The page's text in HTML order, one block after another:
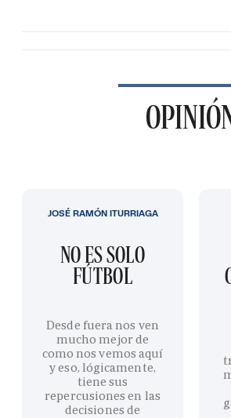
NO ES SOLO
FÚTBOL
Desde fuera nos ven
mucho mejor de
como nos vemos aquí
y eso, lógicamente,
tiene sus
repercusiones en las
decisiones de
JOSÉ RAMÓN ITURRIAGA